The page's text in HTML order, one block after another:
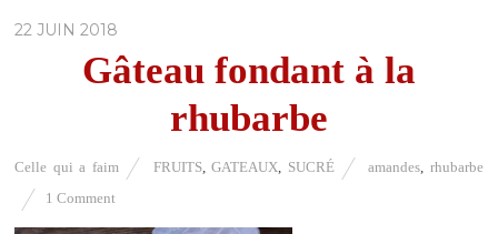
22 JUIN 2018
Gâteau fondant à la
rhubarbe
Celle qui a faim FRUITS,GATEAUX SUCRÉ amandes rhubarbe
1 Comment